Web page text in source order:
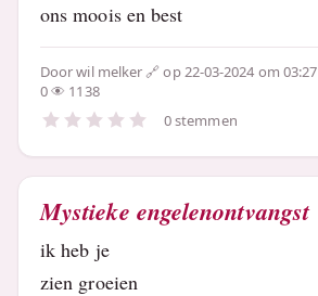
ons moois en best
Doorwil melker
op 22-03-2024 om 03:27
0
1138
0 stemmen
Mystieke engelenontvangst
ik heb je
zien groeien